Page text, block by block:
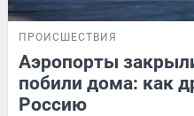
ПРОИСШЕСТВИЯ
Аэропорты
побили дома: как
Россию